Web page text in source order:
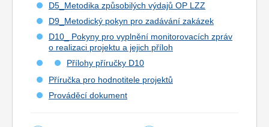
D5_Metodika způsobilých výdajů OP LZZ
D9_Metodický pokyn pro zadávání zakázek
D10_ Pokyny pro vyplnění monitorovacích zpráv
o realizaci projektu a jejich příloh
Přílohy příručky D10
Příručka pro hodnotitele projektů
Prováděcí dokument